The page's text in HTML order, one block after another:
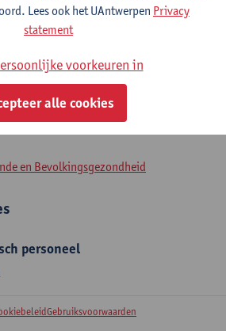
en Bevolkingsgezondheid
personeel
Gebruiksvoorwaarden
Lees ook het UAntwerpen Privacy
statement
voorkeuren in
alle cookies